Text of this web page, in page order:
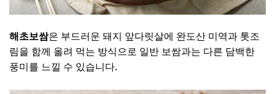
해초보쌈은 부드러운 돼지 앞다릿살에 완도산 미역과 톳조
림을 함께 올려 먹는 방식으로 일반 보쌈과는 다른 담백한
풍미를 느낄 수 있습니다.